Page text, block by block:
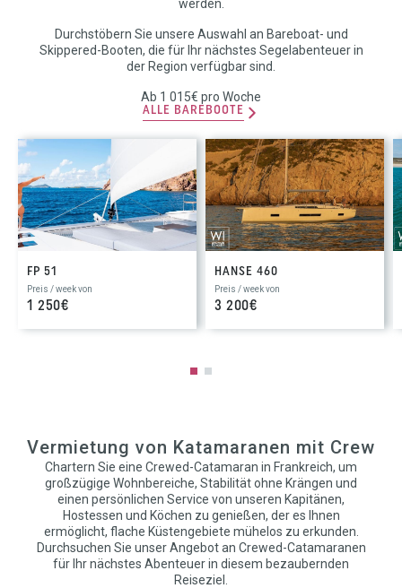
werden.
Durchstöbern Sie unsere Auswahl an Bareboat- und
Skippered-Booten, die für Ihr nächstes Segelabenteuer in
der Region verfügbar sind.
Ab 1 015€ pro Woche
ALLE BAREBOOTE
FP 51
Preis / week von
1 250€
HANSE 460
Preis / week von
3 200€
Vermietung von Katamaranen mit Crew
Chartern Sie eine Crewed-Catamaran in Frankreich, um
großzügige Wohnbereiche, Stabilität ohne Krängen und
einen persönlichen Service von unseren Kapitänen,
Hostessen und Köchen zu genießen, der es Ihnen
ermöglicht, flache Küstengebiete mühelos zu erkunden.
Durchsuchen Sie unser Angebot an Crewed-Catamaranen
für Ihr nächstes Abenteuer in diesem bezaubernden
Reiseziel.